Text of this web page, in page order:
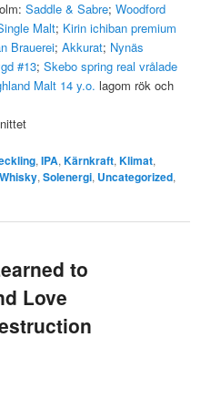
Saddle & Sabre;Woodford
Malt; Kirin ichiban premium
Brauerei;Akkurat; Nynäs
#13;Skebo spring real vrålade
Malt 14 y.o. lagom rök och
,IPA,Kärnkraft,Klimat,
,Solenergi, Uncategorized,
to
Love